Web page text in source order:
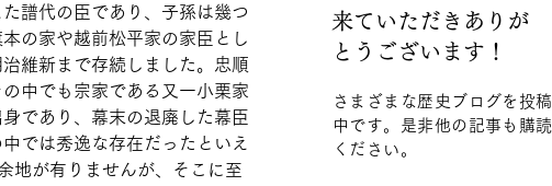
譜代の臣であり、子孫は幾つ
本の家や越前松平家の家臣とし
治維新まで存続しました。忠順
の中でも宗家である又一小栗家
身であり、幕末の退廃した幕臣
中では秀逸な存在だったといえ
地が有りませんが、そこに至
来ていただきありが
とうございます！
さまざまな歴史ブログを投稿
中です。是非他の記事も購読
ください。